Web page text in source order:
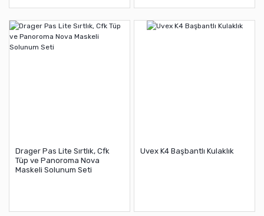
Drager Pas Lite Sırtlık, Cfk
Tüp ve Panoroma Nova
Maskeli Solunum Seti
Uvex K4 Başbantlı Kulaklık